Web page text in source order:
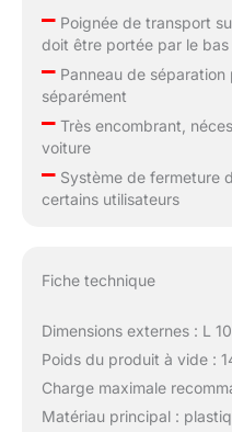
–Poignée de transport
doit être portée par le bas
–Panneau de séparation
séparément
–Très encombrant,
voiture
–Système de fermeture
certains utilisateurs
Fiche technique
Dimensions externes : L
Poids du produit à vide :
Charge maximale
Matériau principal :